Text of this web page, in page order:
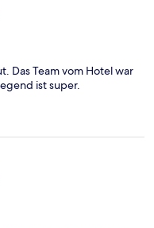
Das Team vom Hotel war
ist super.